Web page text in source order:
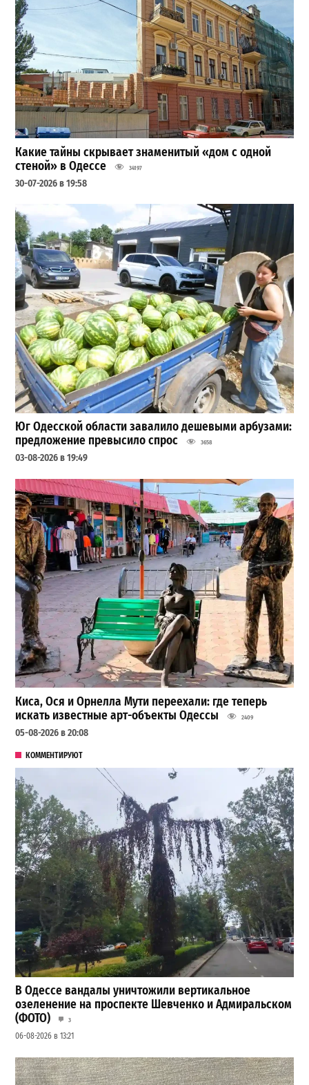
Какие тайны скрывает знаменитый «дом с одной
стеной» в Одессе
34197
30-07-2026 в 19:58
Юг Одесской области завалило дешевыми арбузами:
предложение превысило спрос
3658
03-08-2026 в 19:49
Киса, Ося и Орнелла Мути переехали: где теперь
искать известные арт-объекты Одессы
2409
05-08-2026 в 20:08
КОММЕНТИРУЮТ
В Одессе вандалы уничтожили вертикальное
озеленение на проспекте Шевченко и Адмиральском
(ФОТО)
3
06-08-2026 в 13:21